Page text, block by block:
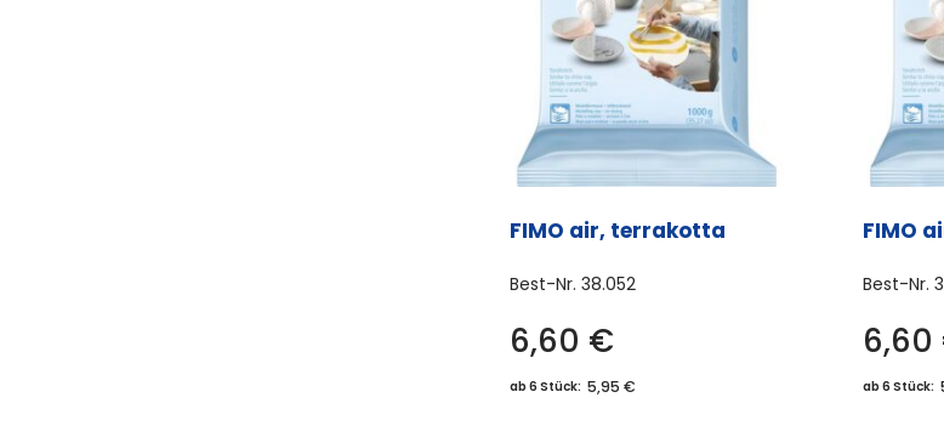
FIMO air, terrakotta
Best-Nr.38.052
6,60 €
ab 6 Stück: 5,95 €
FIMO
Best-Nr.
6,60
ab 6 Stück: